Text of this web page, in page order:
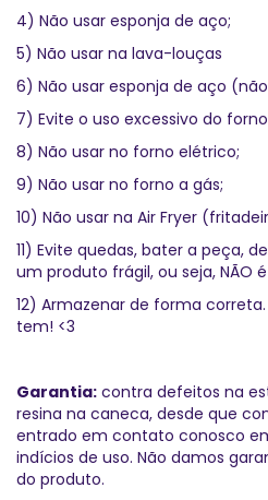
4) Não usar esponja de aço;
5) Não usar na lava-louças
6) Não usar esponja de aço
7) Evite o uso excessivo do
8) Não usar no forno elétrico;
9) Não usar no forno a gás;
10) Não usar na Air Fryer
11) Evite quedas, bater a peça,
um produto frágil, ou seja, NÃO
12) Armazenar de forma
tem! <3
Garantia: contra defeitos na
resina na caneca, desde que
entrado em contato conosco
indícios de uso. Não damos
do produto.